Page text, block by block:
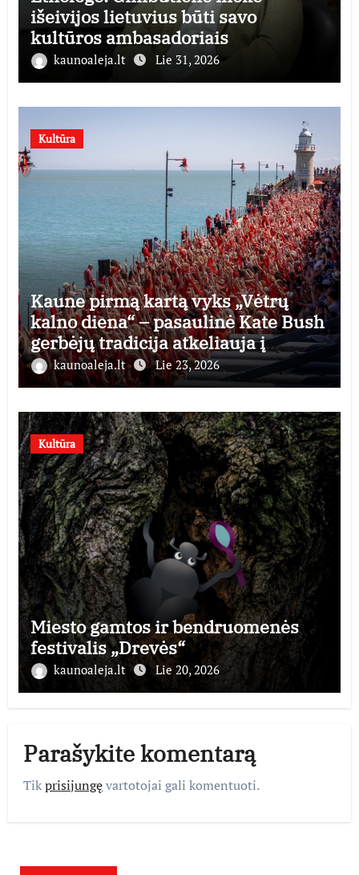
išeivijos lietuvius būti savo
kultūros ambasadoriais
kaunoaleja.lt Lie 31, 2026
Kultūra
Kaune pirmą kartą vyks „Vėtrų
kalno diena“ – pasaulinė Kate Bush
gerbėjų tradicija atkeliauja į
Lietuvą
kaunoaleja.lt Lie 23, 2026
Kultūra
Miesto gamtos ir bendruomenės
festivalis „Drevės“
kaunoaleja.lt Lie 20, 2026
Parašykite komentarą
Tikprisijungęvartotojai gali komentuoti.